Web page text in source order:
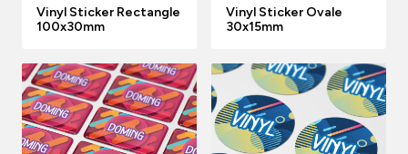
Vinyl Sticker Rectangle
100x30mm
Vinyl Sticker Ovale
30x15mm